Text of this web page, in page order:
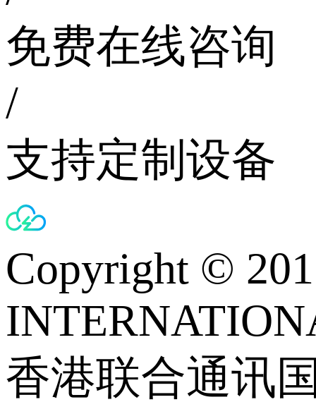
免费在线咨询
/
支持定制设备
Copyright ©
香港联合通讯